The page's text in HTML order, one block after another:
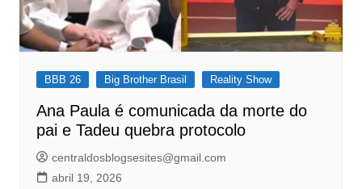
BBB 26 Big Brother Brasil Reality Show
Ana Paula é comunicada da morte do
pai e Tadeu quebra protocolo
centraldosblogsesites@gmail.com
abril 19, 2026